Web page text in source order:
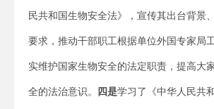
民共和国生物安全法》，宣传其出台背景
要求，推动干部职工根据单位外国专家局
实维护国家生物安全的法定职责，提高大
全的法治意识。 四是学习了《中华人民共